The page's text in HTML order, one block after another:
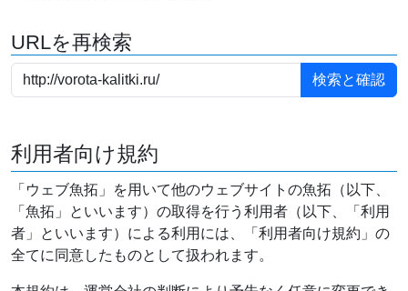
URLを再検索
利用者向け規約
「ウェブ魚拓」を用いて他のウェブサイトの魚拓（以下、
「魚拓」といいます）の取得を行う利用者（以下、「利用
者」といいます）による利用には、「利用者向け規約」の
全てに同意したものとして扱われます。